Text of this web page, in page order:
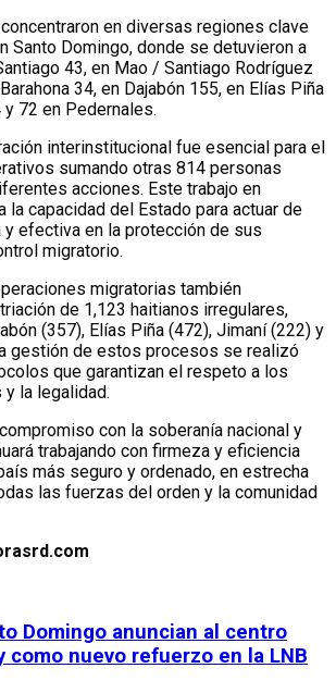
en diversas regiones clave
Santo Domingo, donde se detuvieron a
43, en Mao / Santiago Rodríguez
34, en Dajabón 155, en Elías Piña
72 en Pedernales.
interinstitucional fue esencial para el
sumando otras 814 personas
acciones. Este trabajo en
la capacidad del Estado para actuar de
y efectiva en la protección de sus
migratorio.
migratorias también
de 1,123 haitianos irregulares,
(357), Elías Piña (472), Jimaní (222) y
gestión de estos procesos se realizó
que garantizan el respeto a los
y la legalidad.
con la soberanía nacional y
trabajando con firmeza y eficiencia
más seguro y ordenado, en estrecha
las fuerzas del orden y la comunidad
Domingo anuncian al centro
como nuevo refuerzo en la LNB